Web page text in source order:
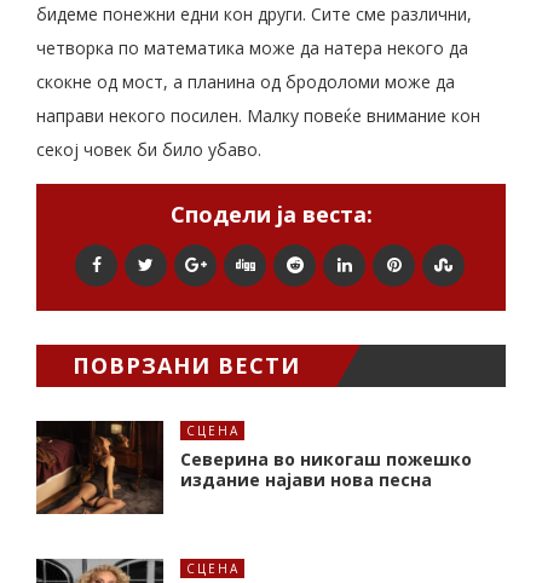
бидеме понежни едни кон други. Сите сме различни,
четворка по математика може да натера некого да
скокне од мост, а планина од бродоломи може да
направи некого посилен. Малку повеќе внимание кон
секој човек би било убаво.
Сподели ја веста:
ПОВРЗАНИ ВЕСТИ
СЦЕНА
Северина во никогаш пожешко
издание најави нова песна
СЦЕНА